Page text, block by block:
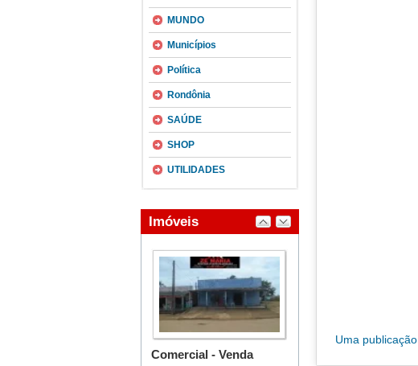
MUNDO
Municípios
Política
Rondônia
SAÚDE
SHOP
UTILIDADES
Uma